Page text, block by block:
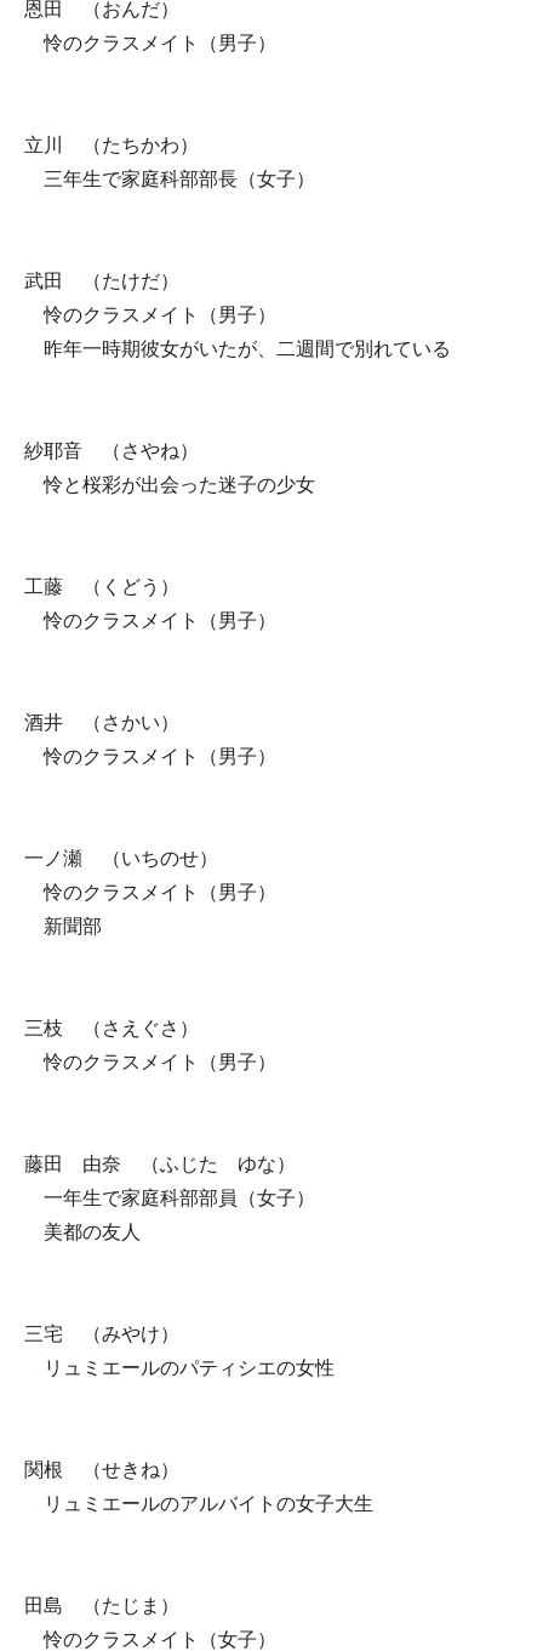
恩田 （おんだ）
怜のクラスメイト（男子）
立川 （たちかわ）
三年生で家庭科部部長（女子）
武田 （たけだ）
怜のクラスメイト（男子）
昨年一時期彼女がいたが、二週間で別れている
紗耶音 （さやね）
怜と桜彩が出会った迷子の少女
工藤 （くどう）
怜のクラスメイト（男子）
酒井 （さかい）
怜のクラスメイト（男子）
一ノ瀬 （いちのせ）
怜のクラスメイト（男子）
新聞部
三枝 （さえぐさ）
怜のクラスメイト（男子）
藤田 由奈 （ふじた ゆな）
一年生で家庭科部部員（女子）
美都の友人
三宅 （みやけ）
リュミエールのパティシエの女性
関根 （せきね）
リュミエールのアルバイトの女子大生
田島 （たじま）
怜のクラスメイト（女子）